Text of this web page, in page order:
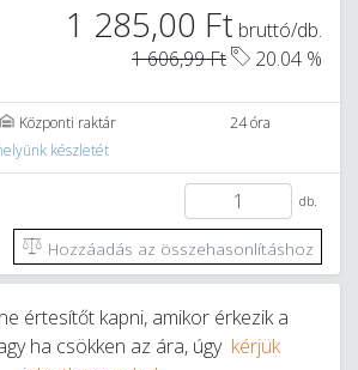
1 285,00 Ft bruttó/db.
1 606,99 Ft
20.04 %
Központi raktár
24 óra
készletét
db.
Hozzáadás az összehasonlításhoz
értesítőt kapni, amikor érkezik a
ha csökken az ára, úgy kérjük